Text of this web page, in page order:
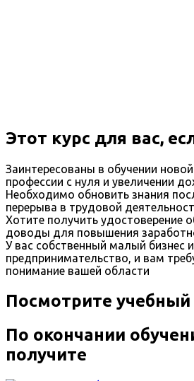
Этот курс для вас,
Заинтересованы в обучении
профессии с нуля и увеличении
Необходимо обновить знания
перерыва в трудовой
Хотите получить удостоверение
доводы для повышения
У вас собственный малый бизнес
предпринимательство, и вам
понимание вашей области
Посмотрите учебный
По окончании
получите